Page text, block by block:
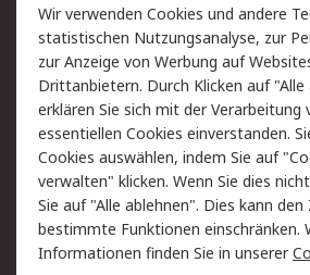
Rücksendung/Entsorgung
Hilfe
Rechtliches
RS Verkaufs- und
Lieferbedingungen
Cookie-Richtlinie
Impressum
Wir verwenden Cookies und andere
statistischen Nutzungsanalyse, zur
zur Anzeige von Werbung auf
Drittanbietern. Durch Klicken auf
erklären Sie sich mit der Verarbeitung
essentiellen Cookies einverstanden.
Cookies auswählen, indem Sie auf
verwalten" klicken. Wenn Sie dies
Sie auf "Alle ablehnen". Dies kann
bestimmte Funktionen einschränken.
Informationen finden Sie in unserer